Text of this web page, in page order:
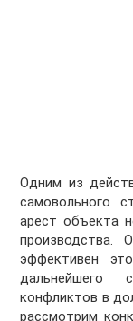
Одним из
самовольного
арест объекта
производства.
эффективен
дальнейшего
конфликтов в
рассмотрим